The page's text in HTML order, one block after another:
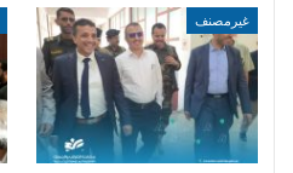
غيرمصنف